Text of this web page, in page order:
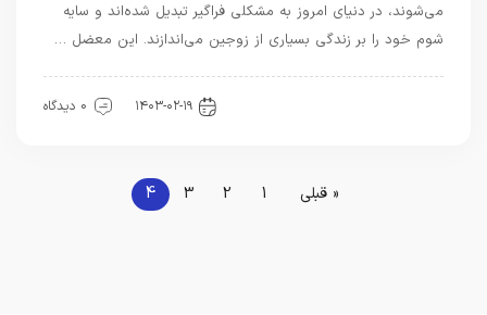
می‌شوند، در دنیای امروز به مشکلی فراگیر تبدیل شده‌اند و سایه
شوم خود را بر زندگی بسیاری از زوجین می‌اندازند. این معضل …
۱۴۰۳-۰۲-۱۹ 0 دیدگاه
« قبلی 1
2
3
4